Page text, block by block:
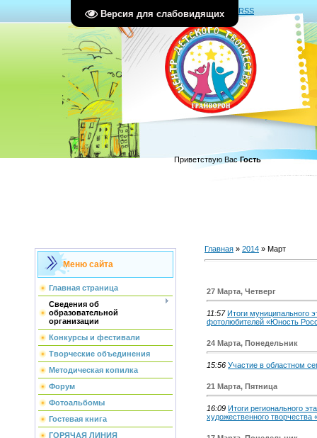
Версия для слабовидящих
Главная | Регистрация|Вход RSS
Приветствую Вас Гость
Меню сайта
Главная страница
Сведения об
образовательной
организации
Конкурсы и фестивали
Творческие объединения
Методическая копилка
Форум
Фотоальбомы
Гостевая книга
ГОРЯЧАЯ ЛИНИЯ
Главная » 2014 » Март
27 Марта, Четверг
11:57 Итоги муниципального
фотолюбителей «Юность
24 Марта, Понедельник
15:56 Участие в областном
21 Марта, Пятница
16:09 Итоги регионального
художественного творчества